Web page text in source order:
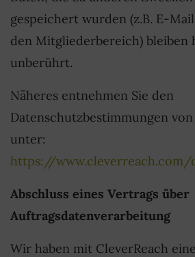
gespeichert wurden (z.B. E-
den Mitgliederbereich) bleiben
unberührt.
Näheres entnehmen Sie den
Datenschutzbestimmungen von
unter:
https://
Abschluss eines Vertrags über
Auftragsdatenverarbeitung
Wir haben mit CleverReach